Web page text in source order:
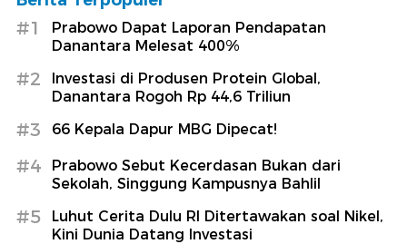
#1
Prabowo Dapat Laporan Pendapatan
Danantara Melesat 400%
#2
Investasi di Produsen Protein Global,
Danantara Rogoh Rp 44,6 Triliun
#3 66 Kepala Dapur MBG Dipecat!
#4
Prabowo Sebut Kecerdasan Bukan dari
Sekolah, Singgung Kampusnya Bahlil
#5
Luhut Cerita Dulu RI Ditertawakan soal Nikel,
Kini Dunia Datang Investasi